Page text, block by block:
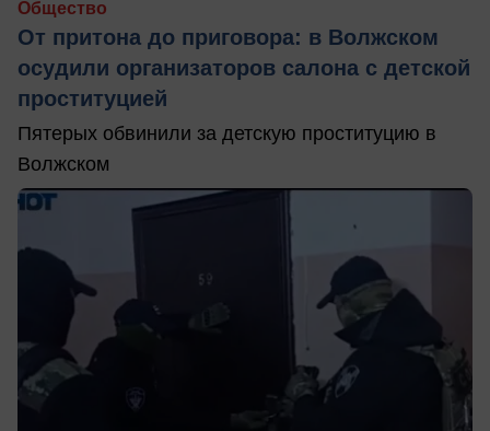
Общество
От притона до приговора: в Волжском
осудили организаторов салона с детской
проституцией
Пятерых обвинили за детскую проституцию в
Волжском